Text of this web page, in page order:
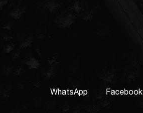
WhatsApp Facebook